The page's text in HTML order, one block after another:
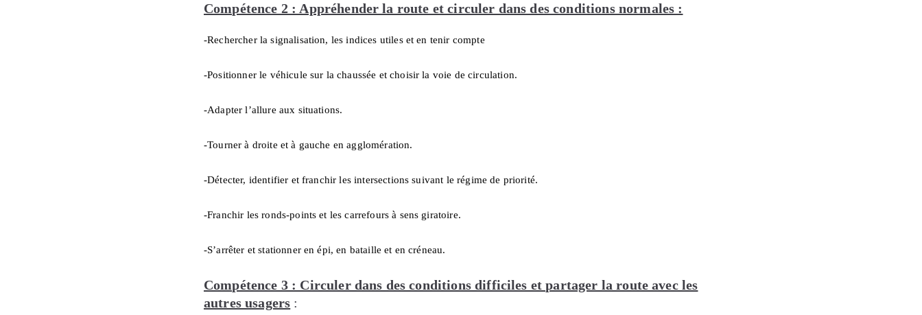
Compétence 2 : Appréhender la route et circuler dans des conditions normales :
-Rechercher la signalisation, les indices utiles et en tenir compte
-Positionner le véhicule sur la chaussée et choisir la voie de circulation.
-Adapter l’allure aux situations.
-Tourner à droite et à gauche en agglomération.
-Détecter, identifier et franchir les intersections suivant le régime de priorité.
-Franchir les ronds-points et les carrefours à sens giratoire.
-S’arrêter et stationner en épi, en bataille et en créneau.
Compétence 3 : Circuler dans des conditions difficiles et partager la route avec les
autres usagers :